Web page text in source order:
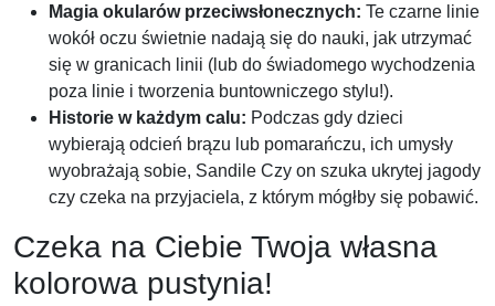
Magia okularów przeciwsłonecznych: Te czarne linie
wokół oczu świetnie nadają się do nauki, jak utrzymać
się w granicach linii (lub do świadomego wychodzenia
poza linie i tworzenia buntowniczego stylu!).
Historie w każdym calu: Podczas gdy dzieci
wybierają odcień brązu lub pomarańczu, ich umysły
wyobrażają sobie, Sandile Czy on szuka ukrytej jagody
czy czeka na przyjaciela, z którym mógłby się pobawić.
Czeka na Ciebie Twoja własna
kolorowa pustynia!